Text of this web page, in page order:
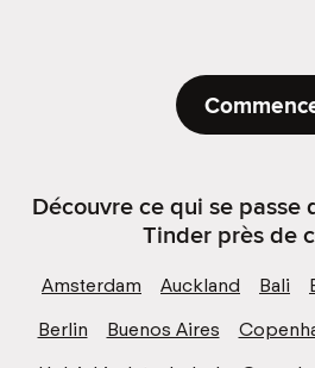
Découvre ce qui se passe
Tinder près de
Amsterdam Auckland Bali
Berlin
Buenos Aires